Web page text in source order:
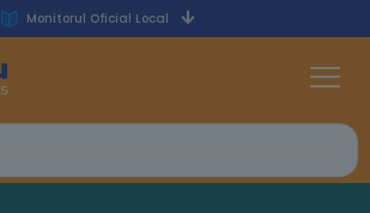
Monitorul Oficial Local